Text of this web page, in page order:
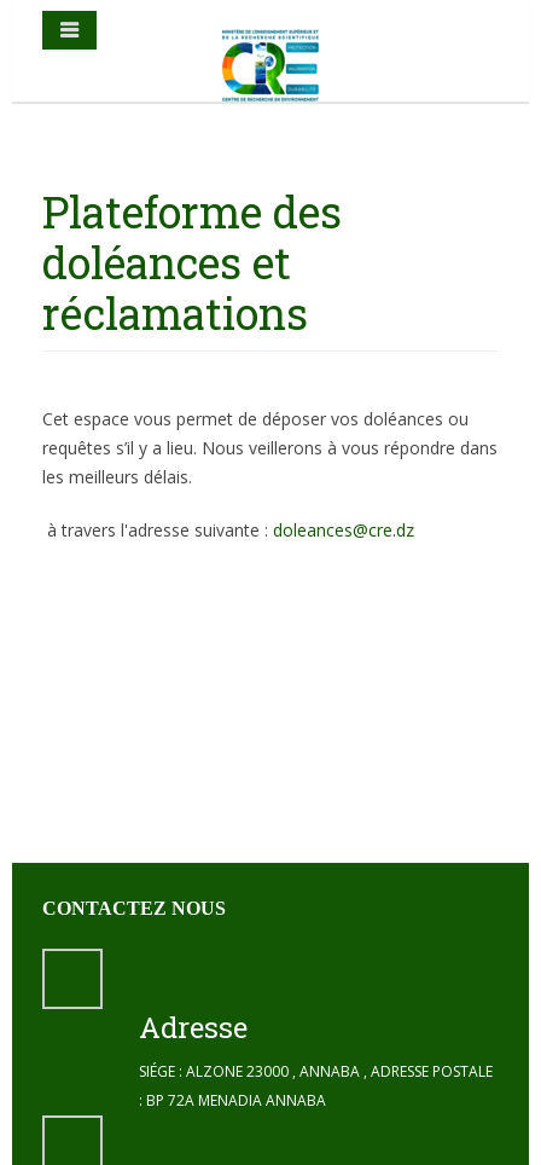
Plateforme des
doléances et
réclamations
Cet espace vous permet de déposer vos doléances ou
requêtes s’il y a lieu. Nous veillerons à vous répondre dans
les meilleurs délais.
à travers l'adresse suivante : doleances@cre.dz
CONTACTEZ NOUS
Adresse
SIÉGE : ALZONE 23000 , ANNABA , ADRESSE POSTALE
: BP 72A MENADIA ANNABA